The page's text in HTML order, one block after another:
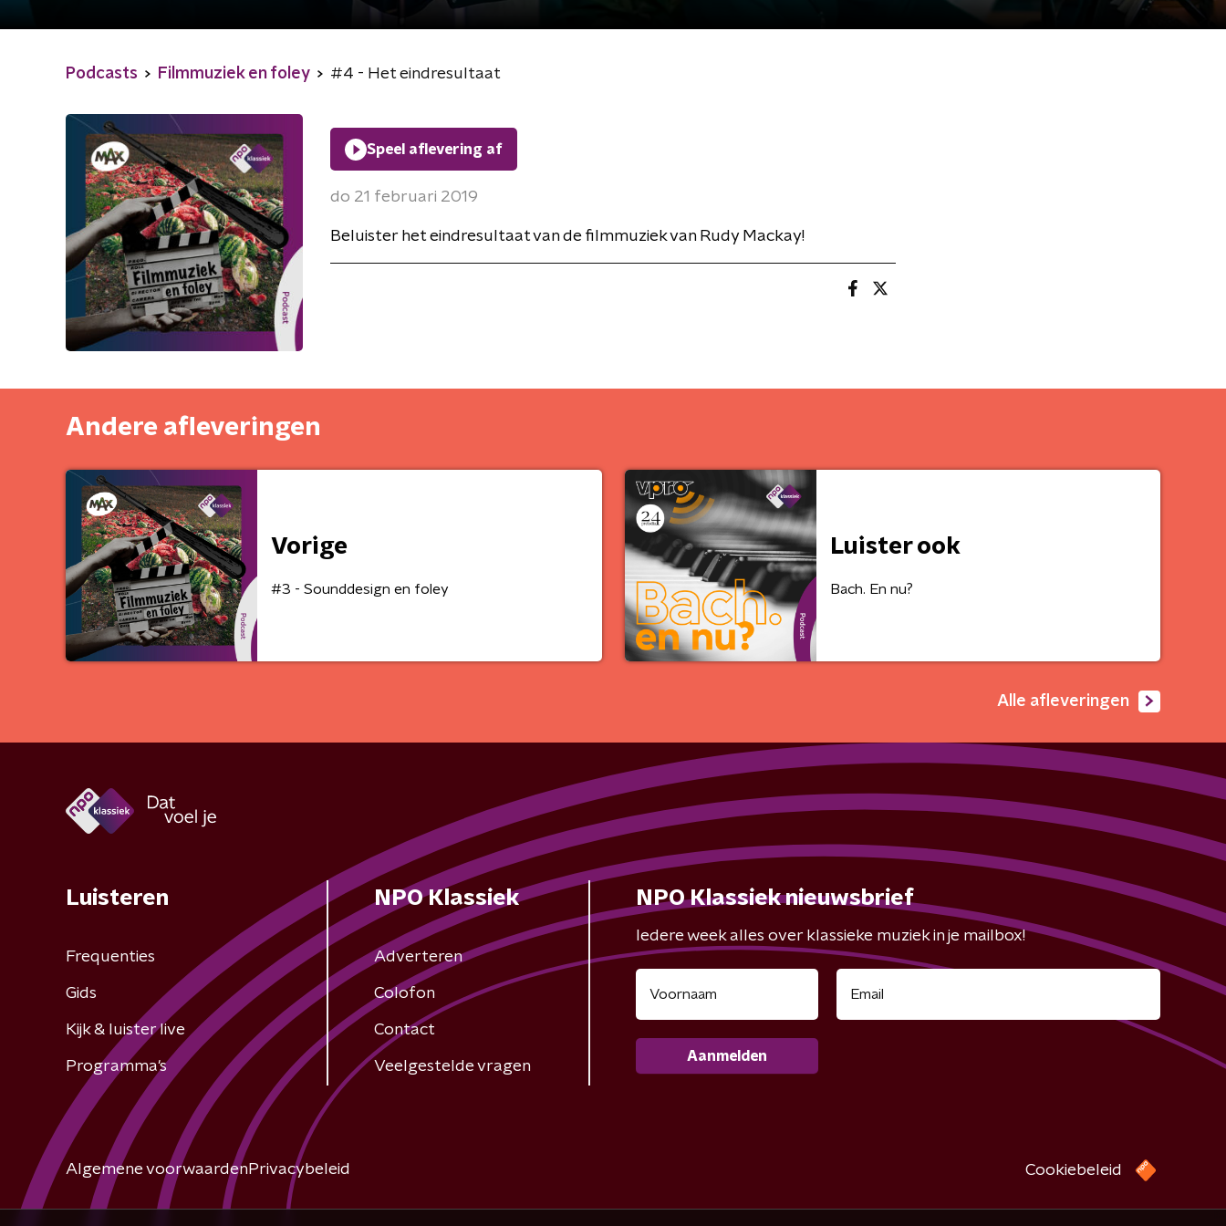
Podcasts Filmmuziek en foley #4 - Het eindresultaat
Speel aflevering af
do 21 februari 2019
Beluister het eindresultaat van de filmmuziek van Rudy Mackay!
Andere afleveringen
Vorige
#3 - Sounddesign en foley
Luister ook
Bach. En nu?
Alle afleveringen
Luisteren
Frequenties
Gids
Kijk & luister live
Programma's
NPO Klassiek
Adverteren
Colofon
Contact
Veelgestelde vragen
NPO Klassiek nieuwsbrief
Iedere week alles over klassieke muziek in je mailbox!
Aanmelden
Algemene voorwaardenPrivacybeleid Cookiebeleid